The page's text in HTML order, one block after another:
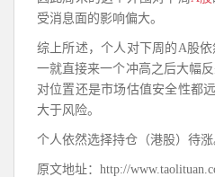
受消息面的影响偏大。
综上所述，个人对下周的A股
一就直接来一个冲高之后大幅
对位置还是市场估值安全性都
大于风险。
个人依然选择持仓（港股）待涨
原文地址：http://